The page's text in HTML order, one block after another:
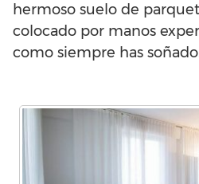
hermoso suelo de
colocado por manos
como siempre has